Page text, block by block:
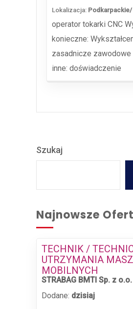
Lokalizacja:
operator tokarki CNC
konieczne:
zasadnicze zawodowe
inne: doświadczenie
Szukaj
Najnowsze
TECHNIK /
UTRZYMANIA
MOBILNYCH
STRABAG BMTI Sp. z o.o.
Dodane: dzisiaj